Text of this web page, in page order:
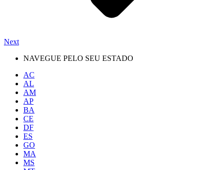
Next
NAVEGUE PELO SEU ESTADO
AC
AL
AM
AP
BA
CE
DF
ES
GO
MA
MS